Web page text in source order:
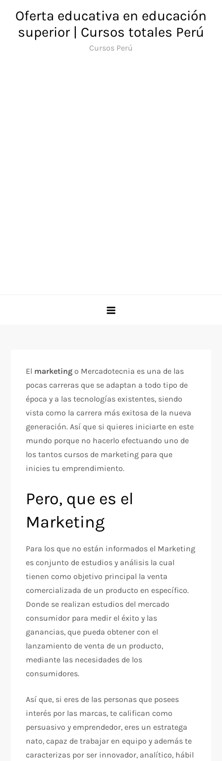
contenido
Oferta educativa en educación
superior | Cursos totales Perú
Cursos Perú
El marketingo Mercadotecnia es una de las
pocas carreras que se adaptan a todo tipo de
época y a las tecnologías existentes, siendo
vista como la carrera más exitosa de la nueva
generación. Así que si quieres iniciarte en este
mundo porque no hacerlo efectuando uno de
los tantos cursos de marketing para que
inicies tu emprendimiento.
Pero, que es el
Marketing
Para los que no están informados el Marketing
es conjunto de estudios y análisis la cual
tienen como objetivo principal la venta
comercializada de un producto en específico.
Donde se realizan estudios del mercado
consumidor para medir el éxito y las
ganancias, que pueda obtener con el
lanzamiento de venta de un producto,
mediante las necesidades de los
consumidores.
Así que, si eres de las personas que posees
interés por las marcas, te califican como
persuasivo y emprendedor, eres un estratega
nato, capaz de trabajar en equipo y además te
caracterizas por ser innovador, analítico, hábil